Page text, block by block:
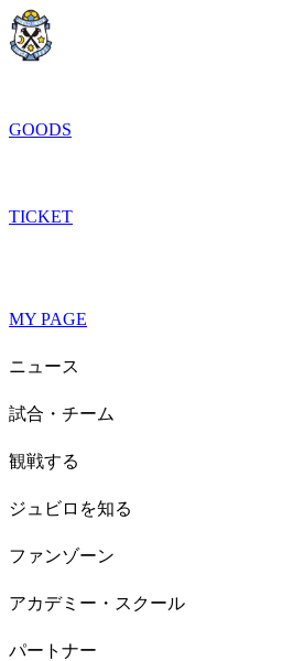
GOODS
TICKET
MY PAGE
ニュース
試合・チーム
観戦する
ジュビロを知る
ファンゾーン
アカデミー・スクール
パートナー